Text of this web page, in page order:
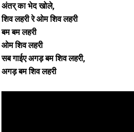
अंतर् का भेद खोले,
शिव लहरी रे ओम शिव लहरी
बम बम लहरी
ओम शिव लहरी
सब गाईए अगड़ बम शिव लहरी,
अगड़ बम शिव लहरी